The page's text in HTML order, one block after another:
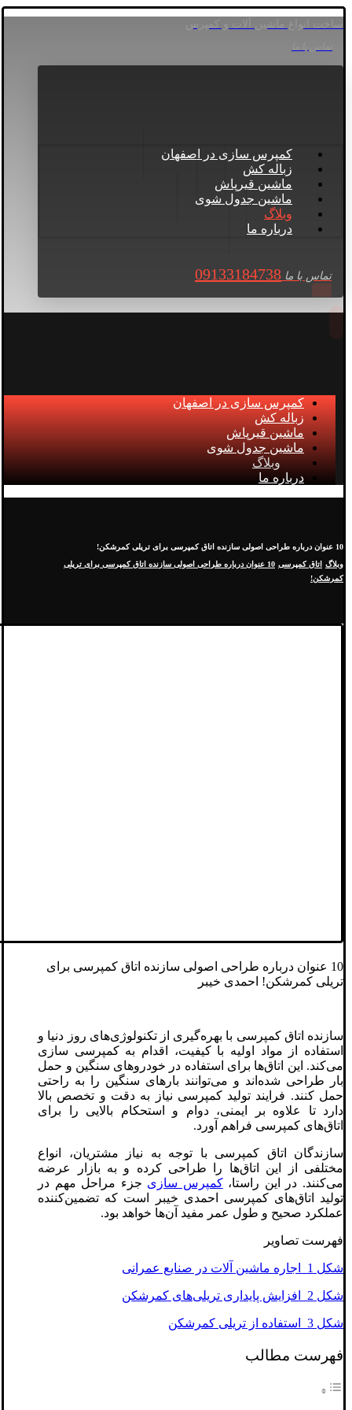
ساخت انواع ماشین آلات و کمپرس
کمپرس سازی در اصفهان
زباله کش
ماشین قیرپاش
ماشین جدول شوی
وبلاگ
درباره ما
تماس با ما 09133184738
کمپرس سازی در اصفهان
زباله کش
ماشین قیرپاش
ماشین جدول شوی
وبلاگ
درباره ما
10 عنوان درباره طراحی اصولی سازنده اتاق کمپرسی برای تریلی کمرشکن!
وبلاگ اتاق کمپرسی
10 عنوان درباره طراحی اصولی سازنده اتاق کمپرسی برای تریلی
کمرشکن!
10 عنوان درباره طراحی اصولی سازنده اتاق کمپرسی برای
تریلی کمرشکن! احمدی خیبر
سازنده اتاق کمپرسی با بهره‌گیری از تکنولوژی‌های روز دنیا و
استفاده از مواد اولیه با کیفیت، اقدام به کمپرسی سازی
می‌کند. این اتاق‌ها برای استفاده در خودروهای سنگین و حمل
بار طراحی شده‌اند و می‌توانند بارهای سنگین را به راحتی
حمل کنند. فرایند تولید کمپرسی نیاز به دقت و تخصص بالا
دارد تا علاوه بر ایمنی، دوام و استحکام بالایی را برای
اتاق‌های کمپرسی فراهم آورد.
سازندگان اتاق کمپرسی با توجه به نیاز مشتریان، انواع
مختلفی از این اتاق‌ها را طراحی کرده و به بازار عرضه
می‌کنند. در این راستا،کمپرس سازی جزء مراحل مهم در
تولید اتاق‌های کمپرسی احمدی خیبر است که تضمین‌کننده
عملکرد صحیح و طول عمر مفید آن‌ها خواهد بود.
فهرست تصاویر
شکل 1 اجاره ماشین آلات در صنایع عمرانی
شکل 2 افزایش پایداری تریلی‌های کمرشکن
شکل 3 استفاده از تریلی کمرشکن
فهرست مطالب